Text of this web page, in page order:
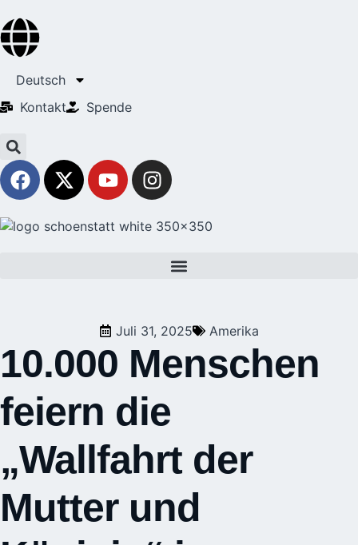
Deutsch
Kontakt
Spende
Juli 31, 2025 Amerika
10.000 Menschen
feiern die
„Wallfahrt der
Mutter und